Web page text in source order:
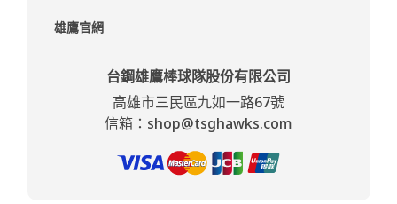
雄鷹官網
台鋼雄鷹棒球隊股份有限公司
高雄市三民區九如一路67號
信箱：shop@tsghawks.com